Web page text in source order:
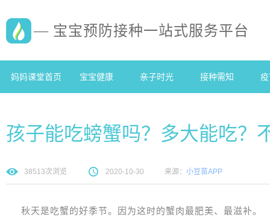
— 宝宝预防接种一站式服务平台
妈妈课堂首页 宝宝健康 亲子时光 接种需知
孩子能吃螃蟹吗？多大能吃？
38513次浏览 2020-10-30 来源： 小豆苗APP
秋天是吃蟹的好季节。因为这时的蟹肉最肥美、最滋补。